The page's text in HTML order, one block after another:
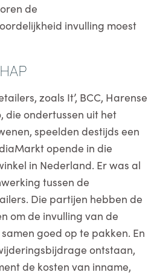
de
invulling moest
zoals It’, BCC, Harense
die ondertussen uit het
speelden destijds een
opende in die
in Nederland. Er was al
tussen de
Die partijen hebben de
om de invulling van de
goed op te pakken. En
ontstaan,
de kosten van inname,